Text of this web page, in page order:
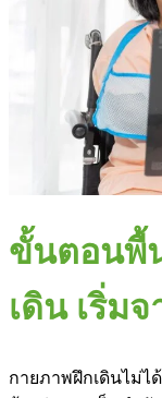
ขั้นตอนพื้
เดิน เริ่ม
กายภาพฝึกเดินไม่ไ